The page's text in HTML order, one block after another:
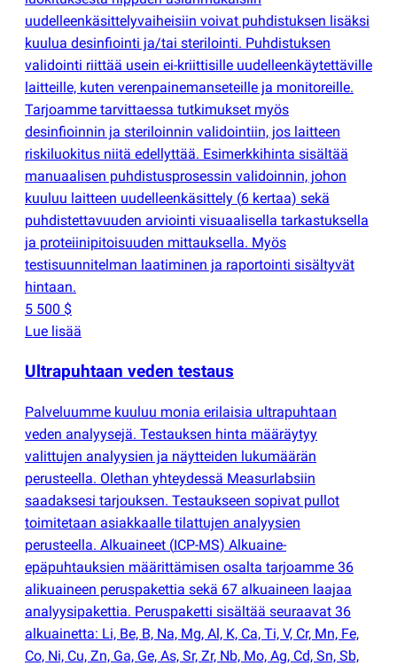
uudelleenkäsittelyvaiheisiin voivat puhdistuksen lisäksi
kuulua desinfiointi ja/tai sterilointi. Puhdistuksen
validointi riittää usein ei-kriittisille uudelleenkäytettäville
laitteille, kuten verenpainemanseteille ja monitoreille.
Tarjoamme tarvittaessa tutkimukset myös
desinfioinnin ja steriloinnin validointiin, jos laitteen
riskiluokitus niitä edellyttää. Esimerkkihinta sisältää
manuaalisen puhdistusprosessin validoinnin, johon
kuuluu laitteen uudelleenkäsittely (6 kertaa) sekä
puhdistettavuuden arviointi visuaalisella tarkastuksella
ja proteiinipitoisuuden mittauksella. Myös
testisuunnitelman laatiminen ja raportointi sisältyvät
hintaan.
5 500 $
Lue lisää
Ultrapuhtaan veden testaus
Palveluumme kuuluu monia erilaisia ultrapuhtaan
veden analyysejä. Testauksen hinta määräytyy
valittujen analyysien ja näytteiden lukumäärän
perusteella. Olethan yhteydessä Measurlabsiin
saadaksesi tarjouksen. Testaukseen sopivat pullot
toimitetaan asiakkaalle tilattujen analyysien
perusteella. Alkuaineet (ICP-MS) Alkuaine-
epäpuhtauksien määrittämisen osalta tarjoamme 36
alikuaineen peruspakettia sekä 67 alkuaineen laajaa
analyysipakettia. Peruspaketti sisältää seuraavat 36
alkuainetta: Li, Be, B, Na, Mg, Al, K, Ca, Ti, V, Cr, Mn, Fe,
Co, Ni, Cu, Zn, Ga, Ge, As, Sr, Zr, Nb, Mo, Ag, Cd, Sn, Sb,